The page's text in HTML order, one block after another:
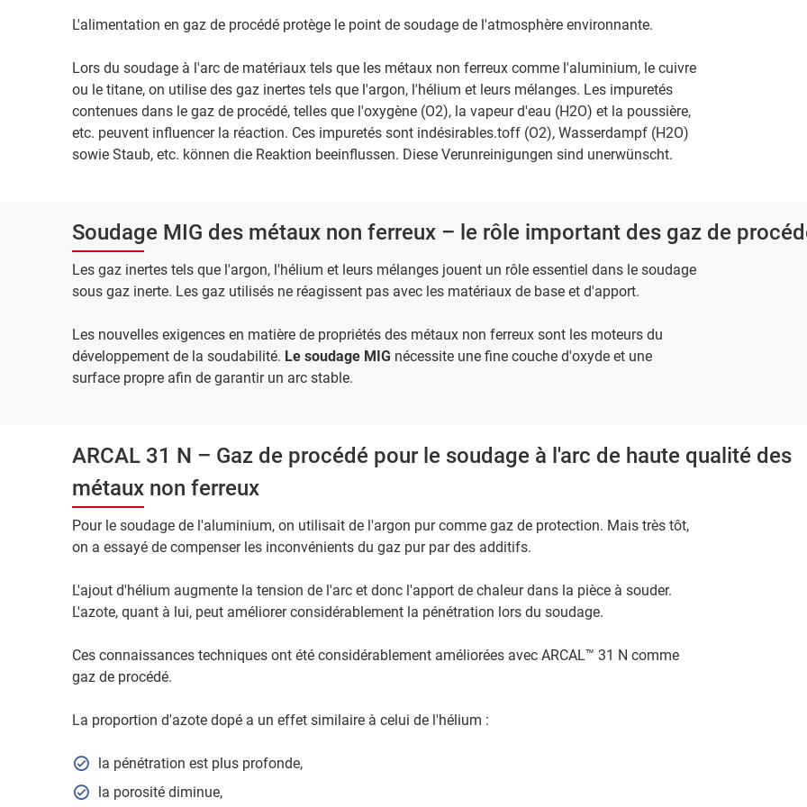
L'alimentation en gaz de procédé protège le point de soudage de l'atmosphère environnante.
Lors du soudage à l'arc de matériaux tels que les métaux non ferreux comme l'aluminium, le cuivre
ou le titane, on utilise des gaz inertes tels que l'argon, l'hélium et leurs mélanges. Les impuretés
contenues dans le gaz de procédé, telles que l'oxygène (O2), la vapeur d'eau (H2O) et la poussière,
etc. peuvent influencer la réaction. Ces impuretés sont indésirables.toff (O2), Wasserdampf (H2O)
sowie Staub, etc. können die Reaktion beeinflussen. Diese Verunreinigungen sind unerwünscht.
Soudage MIG des métaux non ferreux – le rôle important des gaz de
Les gaz inertes tels que l'argon, l'hélium et leurs mélanges jouent un rôle essentiel dans le soudage
sous gaz inerte. Les gaz utilisés ne réagissent pas avec les matériaux de base et d'apport.
Les nouvelles exigences en matière de propriétés des métaux non ferreux sont les moteurs du
développement de la soudabilité. Le soudage MIG nécessite une fine couche d'oxyde et une
surface propre afin de garantir un arc stable.
ARCAL 31 N – Gaz de procédé pour le soudage à l'arc de haute qualité des
métaux non ferreux
Pour le soudage de l'aluminium, on utilisait de l'argon pur comme gaz de protection. Mais très tôt,
on a essayé de compenser les inconvénients du gaz pur par des additifs.
L'ajout d'hélium augmente la tension de l'arc et donc l'apport de chaleur dans la pièce à souder.
L'azote, quant à lui, peut améliorer considérablement la pénétration lors du soudage.
Ces connaissances techniques ont été considérablement améliorées avec ARCAL™ 31 N comme
gaz de procédé.
La proportion d'azote dopé a un effet similaire à celui de l'hélium :
la pénétration est plus profonde,
la porosité diminue,